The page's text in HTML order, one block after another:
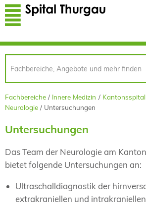
Direkt zum Inhalt
Fachbereiche Innere Medizin
Neurologie
Untersuchungen
Untersuchungen
Das Team der Neurologie am
bietet folgende Untersuchungen an:
Ultraschalldiagnostik der
extrakraniellen und